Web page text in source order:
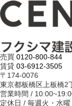
売買 0120-800-844
賃貸 03-6912-3505
〒174-0076
東京都板橋区上板橋2
営業時間 /
定休日 / 毎週火・水曜